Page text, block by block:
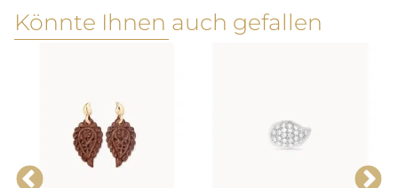
Könnte Ihnen auch gefallen